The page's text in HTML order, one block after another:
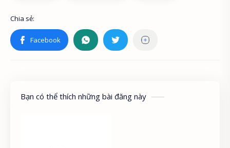
Bạn có thể thích những bài đăng này